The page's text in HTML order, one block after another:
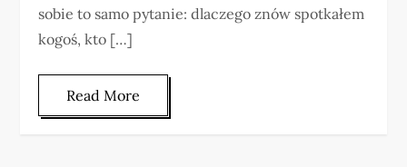
sobie to samo pytanie: dlaczego znów spotkałem
kogoś, kto […]
Read More